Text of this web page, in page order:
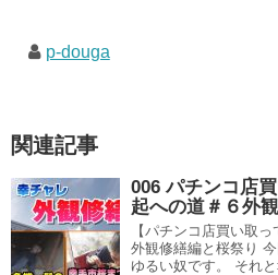
p-douga
関連記事
006 パチンコ店
起への道＃６外
【パチンコ店買い取
外観修繕編と桜祭り
ゆるい奴です。 それと